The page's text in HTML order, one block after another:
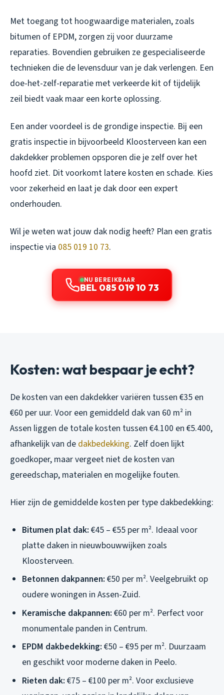
Met toegang tot hoogwaardige materialen, zoals
bitumen of EPDM, zorgen zij voor duurzame
reparaties. Bovendien gebruiken ze gespecialiseerde
technieken die de levensduur van je dak verlengen. Een
doe-het-zelf-reparatie met verkeerde kit of tijdelijk
zeil biedt vaak maar een korte oplossing.
Een ander voordeel is de grondige inspectie. Bij een
gratis inspectie in bijvoorbeeld Kloosterveen kan een
dakdekker problemen opsporen die je zelf over het
hoofd ziet. Dit voorkomt latere kosten en schade. Kies
voor zekerheid en laat je dak door een expert
onderhouden.
Wil je weten wat jouw dak nodig heeft? Plan een gratis
inspectie via 085 019 10 73.
NU BEREIKBAAR
BEL 085 019 10 73
Kosten: wat bespaar je echt?
De kosten van een dakdekker variëren tussen €35 en
€60 per uur. Voor een gemiddeld dak van 60 m² in
Assen liggen de totale kosten tussen €4.100 en €5.400,
afhankelijk van de dakbedekking. Zelf doen lijkt
goedkoper, maar vergeet niet de kosten van
gereedschap, materialen en mogelijke fouten.
Hier zijn de gemiddelde kosten per type dakbedekking:
Bitumen plat dak: €45 – €55 per m². Ideaal voor
platte daken in nieuwbouwwijken zoals
Kloosterveen.
Betonnen dakpannen: €50 per m². Veelgebruikt op
oudere woningen in Assen-Zuid.
Keramische dakpannen: €60 per m². Perfect voor
monumentale panden in Centrum.
EPDM dakbedekking: €50 – €95 per m². Duurzaam
en geschikt voor moderne daken in Peelo.
Rieten dak: €75 – €100 per m². Voor exclusieve